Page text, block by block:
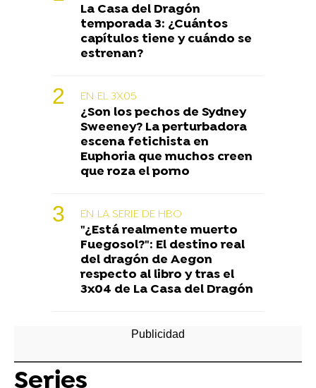
La Casa del Dragón
temporada 3: ¿Cuántos
capítulos tiene y cuándo se
estrenan?
EN EL 3X05
¿Son los pechos de Sydney
Sweeney? La perturbadora
escena fetichista en
Euphoria que muchos creen
que roza el porno
EN LA SERIE DE HBO
"¿Está realmente muerto
Fuegosol?": El destino real
del dragón de Aegon
respecto al libro y tras el
3x04 de La Casa del Dragón
Series